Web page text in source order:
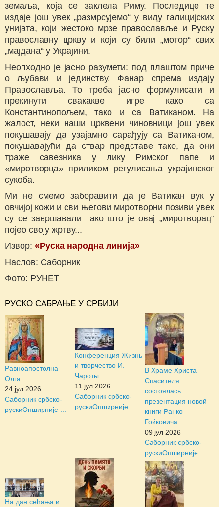
земаља, која се заклела Риму. Последице те
издаје још увек „размрсујемо“ у виду галицијских
унијата, који жестоко мрзе православље и Руску
православну цркву и који су били „мотор“ свих
„мајдана“ у Украјини.
Неопходно је јасно разумети: под плаштом приче
о љубави и јединству, Фанар спрема издају
Православља. То треба јасно формулисати и
прекинути свакакве игре како са
Константинопољем, тако и са Ватиканом. На
жалост, неки наши црквени чиновници још увек
покушавају да узајамно сарађују са Ватиканом,
покушавајући да ствар представе тако, да они
траже савезника у лику Римског папе и
«миротворца» приликом регулисања украјинског
сукоба.
Ми не смемо заборавити да је Ватикан вук у
овчијој кожи и сви његови миротворни позиви увек
су се завршавали тако што је овај „миротворац“
појео своју жртву...
Извор: «Руска народна линија»
Наслов: Саборник
Фото: РУНЕТ
РУСКО САБРАЊЕ У СРБИЈИ
Равноапостолна
Олга
24 јул 2026
Саборник србско-
рускиОпширније ...
Конференция Жизнь
и творчество И.
Чароты
11 јул 2026
Саборник србско-
рускиОпширније ...
В Храме Христа
Спасителя
состоялась
презентация новой
книги Ранко
Гойковича...
09 јул 2026
Саборник србско-
рускиОпширније ...
На дан сећања и